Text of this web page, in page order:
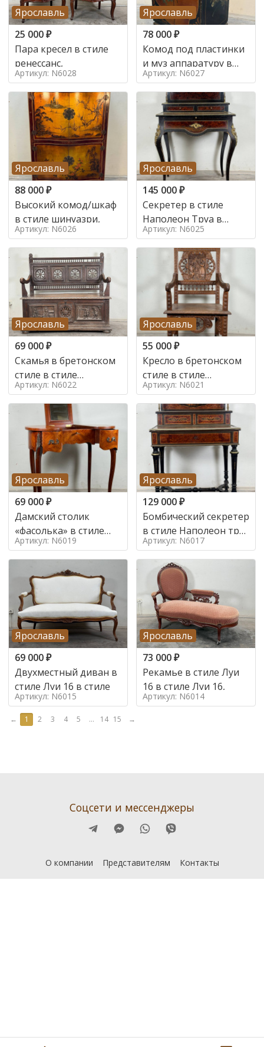
Ярославль
25 000₽
Пара кресел в стиле
ренессанс,
Артикул: N6028
Ярославль
78 000₽
Комод под пластинки
и муз аппаратуру в
стиле шинуазри,
Артикул: N6027
Ярославль
88 000₽
Высокий комод/шкаф
в стиле шинуазри,
Артикул: N6026
Ярославль
145 000₽
Секретер в стиле
Наполеон Труа в
стиле 19 век
Артикул: N6025
Ярославль
69 000₽
Скамья в бретонском
стиле в стиле
Артикул: N6022
Ярославль
55 000₽
Кресло в бретонском
стиле в стиле
Артикул: N6021
Ярославль
69 000₽
Дамский столик
«фасолька» в стиле
Луи 16,
Артикул: N6019
Ярославль
129 000₽
Бомбический секретер
в стиле Наполеон труа
в стиле
Артикул: N6017
Ярославль
69 000₽
Двухместный диван в
стиле Луи 16 в стиле
Артикул: N6015
Ярославль
73 000₽
Рекамье в стиле Луи
16 в стиле Луи 16,
Артикул: N6014
← 1 2 3 4 5 ... 14 15 →
Соцсети и мессенджеры
О компании Представителям Контакты